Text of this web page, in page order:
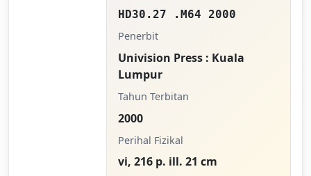
HD30.27 .M64 2000
Penerbit
Univision Press : Kuala
Lumpur
Tahun Terbitan
2000
Perihal Fizikal
vi, 216 p. ill. 21 cm